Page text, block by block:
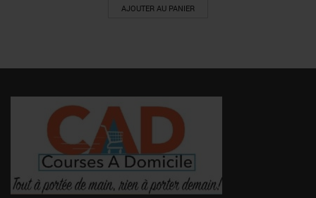
AJOUTER AU PANIER